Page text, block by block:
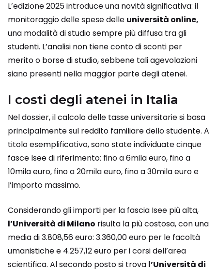
L’edizione 2025 introduce una novità significativa: il
monitoraggio delle spese delle università online,
una modalità di studio sempre più diffusa tra gli
studenti. L’analisi non tiene conto di sconti per
merito o borse di studio, sebbene tali agevolazioni
siano presenti nella maggior parte degli atenei.
I costi degli atenei in Italia
Nel dossier, il calcolo delle tasse universitarie si basa
principalmente sul reddito familiare dello studente. A
titolo esemplificativo, sono state individuate cinque
fasce Isee di riferimento: fino a 6mila euro, fino a
10mila euro, fino a 20mila euro, fino a 30mila euro e
l’importo massimo.
Considerando gli importi per la fascia Isee più alta,
l’Università di Milano risulta la più costosa, con una
media di 3.808,56 euro: 3.360,00 euro per le facoltà
umanistiche e 4.257,12 euro per i corsi dell’area
scientifica. Al secondo posto si trova l’Università di